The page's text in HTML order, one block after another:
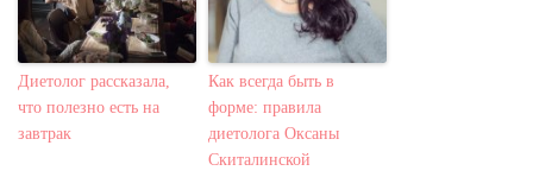
Диетолог рассказала,
что полезно есть на
завтрак
Как всегда быть в
форме: правила
диетолога Оксаны
Скиталинской